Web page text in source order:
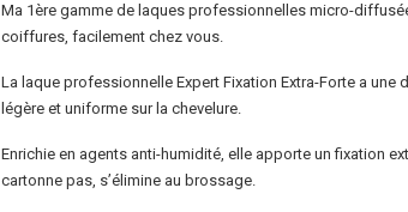
Expert
Fixation
300ml
Ma 1ère gamme de laques professionnelles micro-
coiffures, facilement chez vous.
La laque professionnelle Expert Fixation Extra-Forte a
légère et uniforme sur la chevelure.
Enrichie en agents anti-humidité, elle apporte un fixation
cartonne pas, s’élimine au brossage.